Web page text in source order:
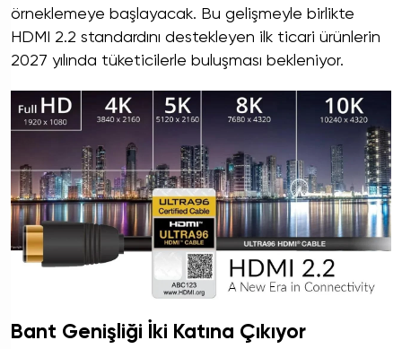
örneklemeye başlayacak. Bu gelişmeyle birlikte
HDMI 2.2 standardını destekleyen ilk ticari ürünlerin
2027 yılında tüketicilerle buluşması bekleniyor.
Bant Genişliği İki Katına Çıkıyor